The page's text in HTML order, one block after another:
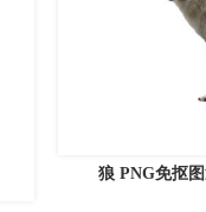
狼 PNG免抠